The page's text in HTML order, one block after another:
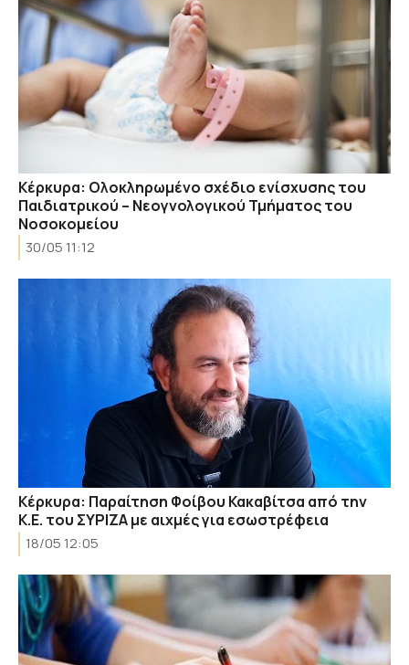
Κέρκυρα: Ολοκληρωμένο σχέδιο ενίσχυσης του
Παιδιατρικού – Νεογνολογικού Τμήματος του
Νοσοκομείου
30/05 11:12
Κέρκυρα: Παραίτηση Φοίβου Κακαβίτσα από την
Κ.Ε. του ΣΥΡΙΖΑ με αιχμές για εσωστρέφεια
18/05 12:05